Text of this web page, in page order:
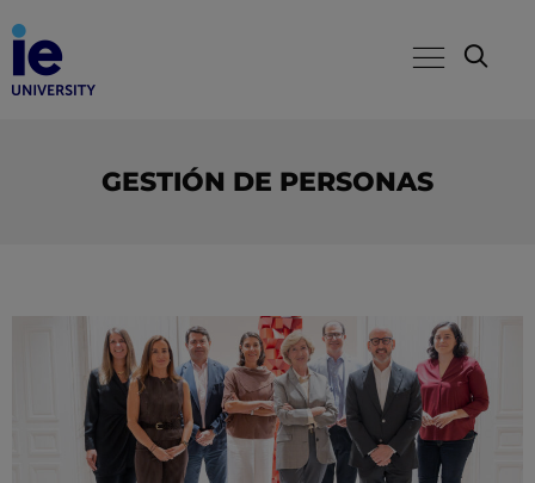
GESTIÓN DE PERSONAS